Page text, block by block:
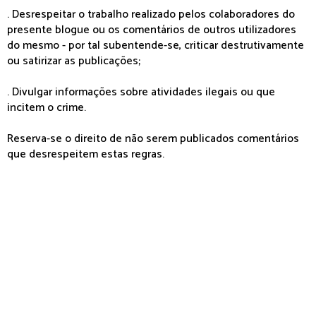
. Desrespeitar o trabalho realizado pelos colaboradores do
presente blogue ou os comentários de outros utilizadores
do mesmo - por tal subentende-se, criticar destrutivamente
ou satirizar as publicações;
. Divulgar informações sobre atividades ilegais ou que
incitem o crime.
Reserva-se o direito de não serem publicados comentários
que desrespeitem estas regras.